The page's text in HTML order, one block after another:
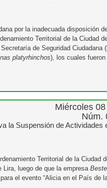
por la inadecuada disposición
Territorial de la
de Seguridad
platyrhinchos), los cuales
Miércoles
Núm.
la Suspensión de Actividades
Territorial de la
luego de que la empresa
el evento “Alicia en el País de